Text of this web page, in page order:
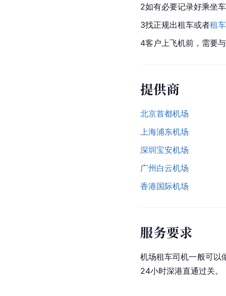
2如有必要记录好乘坐
3找正规出租车或者租
4客户上飞机前，需要
提供商
北京首都机场
上海浦东机场
深圳宝安机场
广州白云机场
香港国际机场
服务要求
机场租车司机一般可以
24小时深港直通过关。